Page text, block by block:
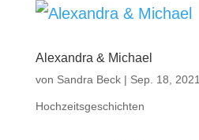
Alexandra & Michael
von Sandra Beck| Sep. 18, 2021
Hochzeitsgeschichten